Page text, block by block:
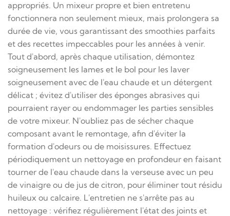
appropriés. Un mixeur propre et bien entretenu
fonctionnera non seulement mieux, mais prolongera sa
durée de vie, vous garantissant des smoothies parfaits
et des recettes impeccables pour les années à venir.
Tout d'abord, après chaque utilisation, démontez
soigneusement les lames et le bol pour les laver
soigneusement avec de l'eau chaude et un détergent
délicat ; évitez d'utiliser des éponges abrasives qui
pourraient rayer ou endommager les parties sensibles
de votre mixeur. N'oubliez pas de sécher chaque
composant avant le remontage, afin d'éviter la
formation d'odeurs ou de moisissures. Effectuez
périodiquement un nettoyage en profondeur en faisant
tourner de l'eau chaude dans la verseuse avec un peu
de vinaigre ou de jus de citron, pour éliminer tout résidu
huileux ou calcaire. L'entretien ne s'arrête pas au
nettoyage : vérifiez régulièrement l'état des joints et